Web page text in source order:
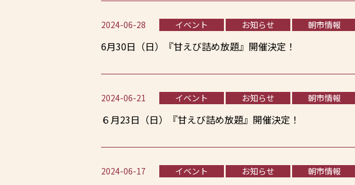
2024-06-28 イベント お知らせ 朝市情報
6月30日（日）『甘えび詰め放題』開催決定！
2024-06-21 イベント お知らせ 朝市情報
６月23日（日）『甘えび詰め放題』開催決定！
2024-06-17 イベント お知らせ 朝市情報